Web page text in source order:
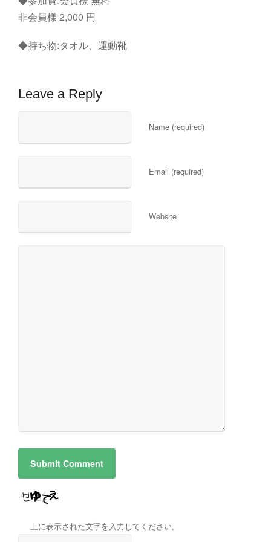
非会員様 2,000 円
◆持ち物:タオル、運動靴
Leave a Reply
Name (required)
Email (required)
Website
上に表示された文字を入力してください。